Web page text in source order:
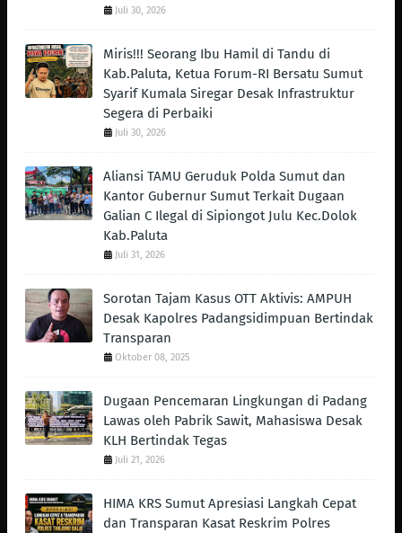
Juli 30, 2026
Miris!!! Seorang Ibu Hamil di Tandu di
Kab.Paluta, Ketua Forum-RI Bersatu Sumut
Syarif Kumala Siregar Desak Infrastruktur
Segera di Perbaiki
Juli 30, 2026
Aliansi TAMU Geruduk Polda Sumut dan
Kantor Gubernur Sumut Terkait Dugaan
Galian C Ilegal di Sipiongot Julu Kec.Dolok
Kab.Paluta
Juli 31, 2026
Sorotan Tajam Kasus OTT Aktivis: AMPUH
Desak Kapolres Padangsidimpuan Bertindak
Transparan
Oktober 08, 2025
Dugaan Pencemaran Lingkungan di Padang
Lawas oleh Pabrik Sawit, Mahasiswa Desak
KLH Bertindak Tegas ‎
Juli 21, 2026
HIMA KRS Sumut Apresiasi Langkah Cepat
dan Transparan Kasat Reskrim Polres